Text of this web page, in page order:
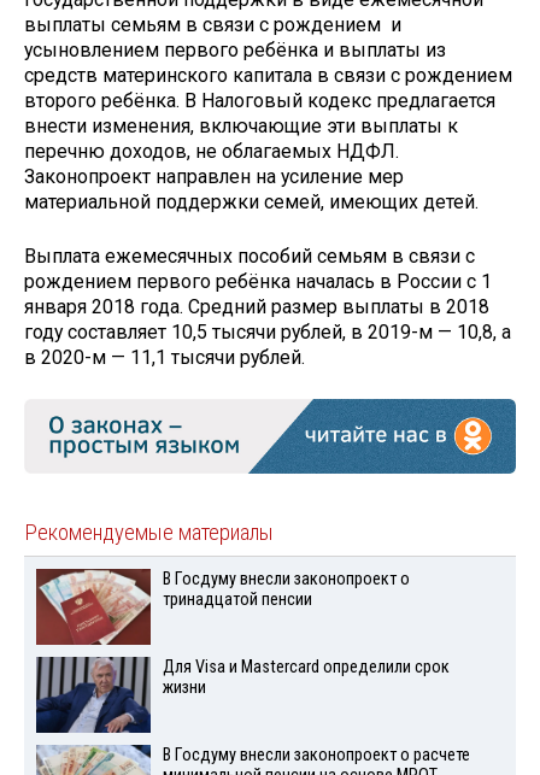
выплаты семьям в связи с рождением и
усыновлением первого ребёнка и выплаты из
средств материнского капитала в связи с рождением
второго ребёнка. В Налоговый кодекс предлагается
внести изменения, включающие эти выплаты к
перечню доходов, не облагаемых НДФЛ.
Законопроект направлен на усиление мер
материальной поддержки семей, имеющих детей.
Выплата ежемесячных пособий семьям в связи с
рождением первого ребёнка началась в России с 1
января 2018 года. Средний размер выплаты в 2018
году составляет 10,5 тысячи рублей, в 2019-м — 10,8, а
в 2020-м — 11,1 тысячи рублей.
Рекомендуемые материалы
В Госдуму внесли законопроект о
тринадцатой пенсии
Для Visа и Mastercard определили срок
жизни
В Госдуму внесли законопроект о расчете